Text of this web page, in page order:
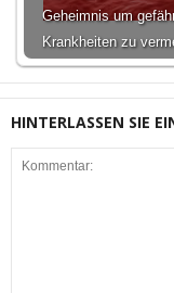
Geheimnis um
Krankheiten zu
HINTERLASSEN SIE